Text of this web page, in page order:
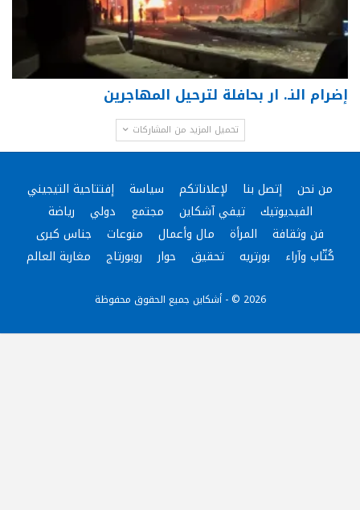
إضرام النـ. ار بحافلة لترحيل المهاجرين
تحميل المزيد من المشاركات
من نحن إتصل بنا لإعلاناتكم سياسة
إفتتاحية التيجيني
الفيديوتيك
تيفي آشكاين مجتمع دولي
رياضة
فن وثقافة
المرأة مال وأعمال منوعات
جناس كبرى
كُتّاب وآراء
بورتريه تحقيق حوار روبورتاج مغاربة العالم
2026 © - أشكاين جميع الحقوق محفوظة